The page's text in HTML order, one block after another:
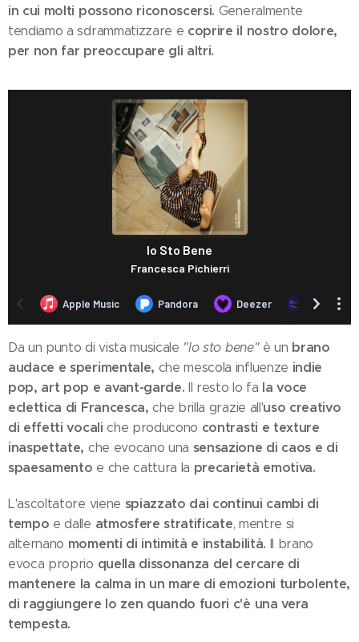
in cui molti possono riconoscersi. Generalmente
tendiamo a sdrammatizzare e coprire il nostro dolore,
per non far preoccupare gli altri.
Da un punto di vista musicale "Io sto bene"è un brano
audace e sperimentale, che mescola influenze indie
pop, art pop e avant-garde. Il resto lo fa la voce
eclettica di Francesca, che brilla grazie all'uso creativo
di effetti vocali che producono contrasti e texture
inaspettate, che evocano una sensazione di caos e di
spaesamento e che cattura la precarietà emotiva.
L'ascoltatore viene spiazzato dai continui cambi di
tempo e dalle atmosfere stratificate, mentre si
alternano momenti di intimità e instabilità. Il brano
evoca proprio quella dissonanza del cercare di
mantenere la calma in un mare di emozioni turbolente,
di raggiungere lo zen quando fuori c'è una vera
tempesta.